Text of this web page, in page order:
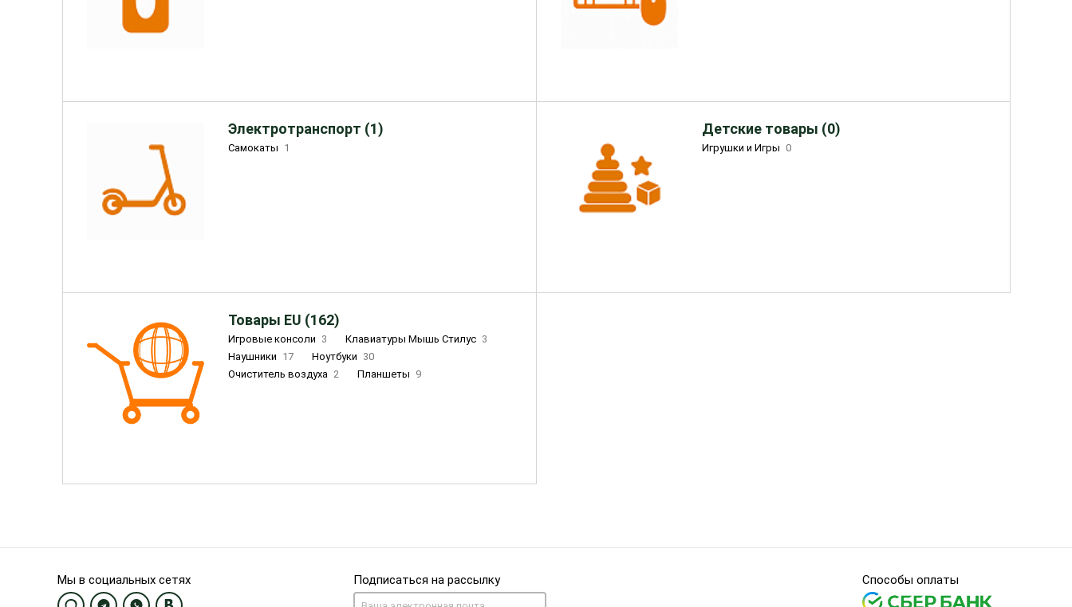
Электротранспорт (1)
Самокаты 1
Детские товары (0)
Игрушки и Игры 0
Товары EU (162)
Игровые консоли 3 Клавиатуры Мышь Стилус 3
Наушники 17 Ноутбуки 30
Очиститель воздуха 2 Планшеты 9
Мы в социальных сетях Подписаться на рассылку Способы оплаты